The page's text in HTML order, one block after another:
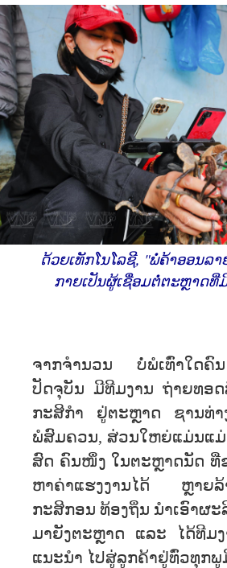
ດ້ວຍເທັກໂນໂລຊີ, "ພໍ່ຄ້າອອນລາ
ກາຍເປັນຜູ້ເຊື່ອມຕໍ່ຕະຫຼາດທີ່
ຈາກຈໍານວນ ບໍ່ພໍເທົ່າໃດຄົ
ປັດຈຸບັນ ມີທີມງານ ຖ່າຍທອ
ກະສິກຳ ຢູ່ຕະຫຼາດ ຊານທ່
ພໍສົມຄວນ, ສ່ວນໃຫຍ່ແມ່ນແ
ສົດ ຄົນໜຶ່ງ ໃນຕະຫຼາດນັດ ທີ່
ຫາຄ່າແຮງງານໄດ້ ຫຼາຍ
ກະສິກອນ ທ້ອງຖິ່ນ ນຳເອົາຜ
ມາຍັງຕະຫຼາດ ແລະ ໄດ້ທີມ
ແນະນຳ ໄປສູ່ລູກຄ້າຢູ່ທົ່ວທຸກພູ